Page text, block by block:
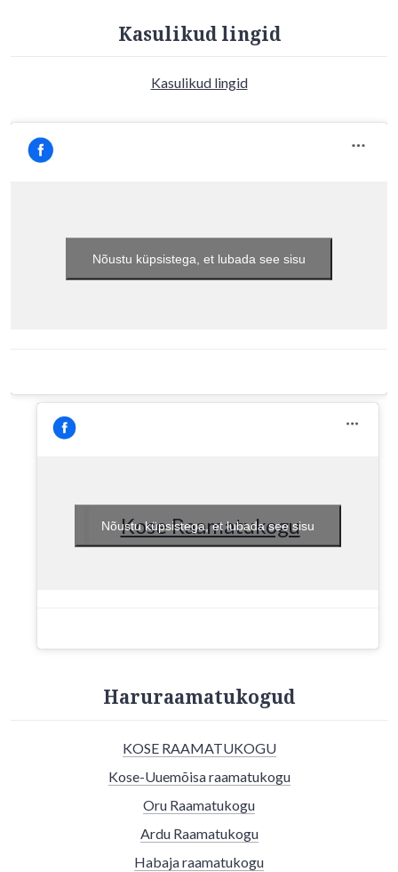
Kasulikud lingid
Kasulikud lingid
Nõustu küpsistega, et lubada see sisu
Kose Raamatukogu
Nõustu küpsistega, et lubada see sisu
Haruraamatukogud
KOSE RAAMATUKOGU
Kose-Uuemõisa raamatukogu
Oru Raamatukogu
Ardu Raamatukogu
Habaja raamatukogu